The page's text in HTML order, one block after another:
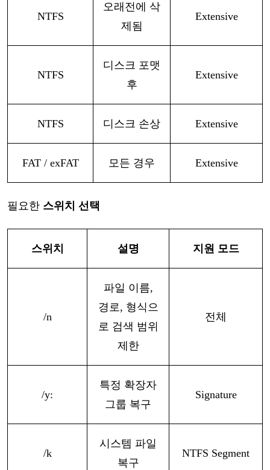
NTFS
오래전에
삭
제됨
Extensive
NTFS
디스크 포맷
후
Extensive
NTFS 디스크 손상 Extensive
FAT / exFAT 모든 경우 Extensive
필요한 스위치 선택
스위치 설명 지원 모드
/n
파일 이름,
경로, 형식으
로 검색 범위
제한
전체
/y:
특정 확장자
그룹 복구
Signature
/k
시스템 파일
복구
NTFS Segment